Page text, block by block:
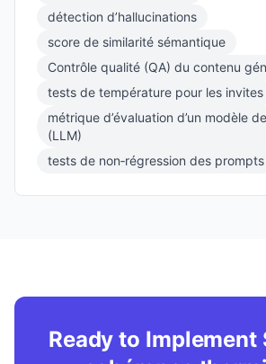
détection d’hallucinations
score de similarité sémantique
Contrôle qualité (QA) du contenu
tests de température pour les invites
métrique d’évaluation d’un modèle
(LLM)
tests de non‑régression des prompts
Ready to Implement